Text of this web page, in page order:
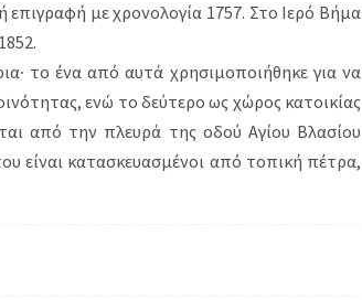
με χρονολογία 1757. Στο Ιερό Βήμα
το ένα από αυτά χρησιμοποιήθηκε για να
ενώ το δεύτερο ως χώρος κατοικίας
από την πλευρά της οδού Αγίου Βλασίου
είναι κατασκευασμένοι από τοπική πέτρα,